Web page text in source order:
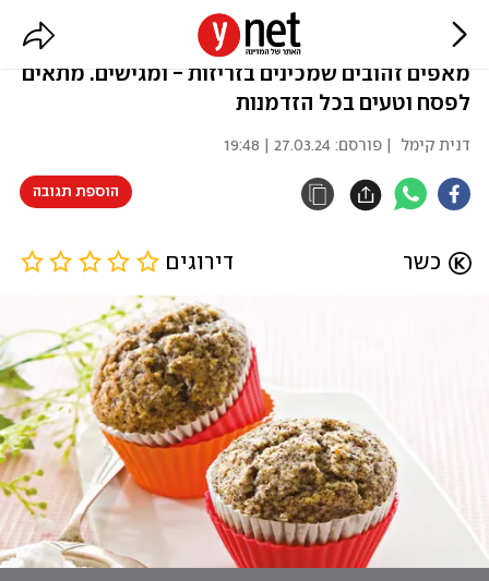
מאפינס פרג וקוקוס לפסח
מאפים זהובים שמכינים בזריזות - ומגישים. מתאים
לפסח וטעים בכל הזדמנות
דנית קימל | פורסם: 27.03.24 | 19:48
הוספת תגובה
כשר